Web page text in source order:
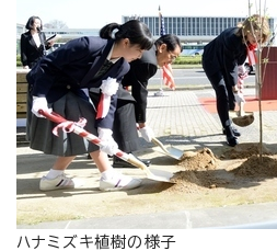
ハナミズキ植樹の様子